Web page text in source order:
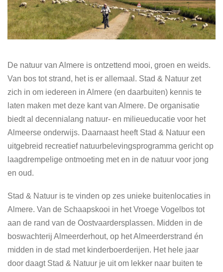
De natuur van Almere is ontzettend mooi, groen en weids.
Van bos tot strand, het is er allemaal. Stad & Natuur zet
zich in om iedereen in Almere (en daarbuiten) kennis te
laten maken met deze kant van Almere. De organisatie
biedt al decennialang natuur- en milieueducatie voor het
Almeerse onderwijs. Daarnaast heeft Stad & Natuur een
uitgebreid recreatief natuurbelevingsprogramma gericht op
laagdrempelige ontmoeting met en in de natuur voor jong
en oud.
Stad & Natuur is te vinden op zes unieke buitenlocaties in
Almere. Van de Schaapskooi in het Vroege Vogelbos tot
aan de rand van de Oostvaardersplassen. Midden in de
boswachterij Almeerderhout, op het Almeerderstrand én
midden in de stad met kinderboerderijen. Het hele jaar
door daagt Stad & Natuur je uit om lekker naar buiten te